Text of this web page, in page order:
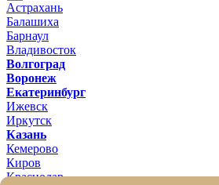
Астрахань
Балашиха
Барнаул
Владивосток
Волгоград
Воронеж
Екатеринбург
Ижевск
Иркутск
Казань
Кемерово
Киров
Краснодар